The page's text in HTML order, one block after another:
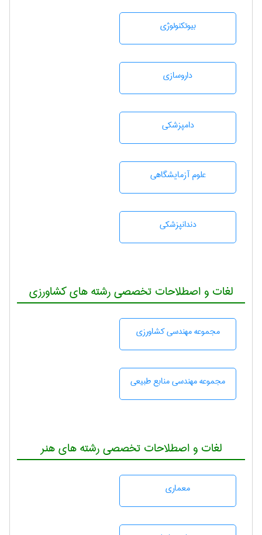
بيوتكنولوژی
داروسازی
دامپزشكی
علوم آزمايشگاهی
دندانپزشكی
لغات و اصطلاحات تخصصی رشته های کشاورزی
مجموعه مهندسی كشاورزی
مجموعه مهندسی منابع طبيعی
لغات و اصطلاحات تخصصی رشته های هنر
معماری